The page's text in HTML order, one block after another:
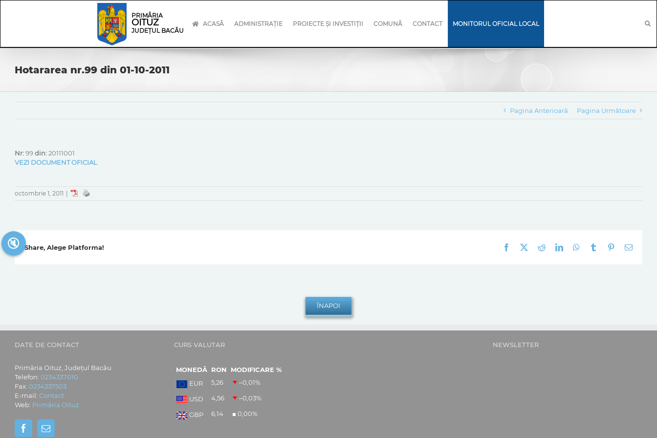
PRIMĂRIA
OITUZ
JUDEȚUL BACĂU
ACASĂ ADMINISTRAȚIE PROIECTE ȘI INVESTIȚII COMUNĂ CONTACT MONITORUL OFICIAL LOCAL
Hotararea nr.99 din 01-10-2011
Pagina Anterioară Pagina Următoare
Nr:99din:20111001
VEZI DOCUMENT OFICIAL
octombrie 1, 2011
Share, Alege Platforma! Facebook RedditLinkedInWhatsApp
Tumblr Pinterest
E-
DATE DE CONTACT
Primăria Oituz, Județul Bacău
Telefon: 0234337010
Fax: 0234337503
E-mail: Contact
Web: Primăria Oituz
CURS VALUTAR
MONEDĂ RON
MODIFICARE %
EUR
5,26 –0,01%
USD 4,56 –0,03%
GBP 6,14 0,00%
NEWSLETTER
🔇